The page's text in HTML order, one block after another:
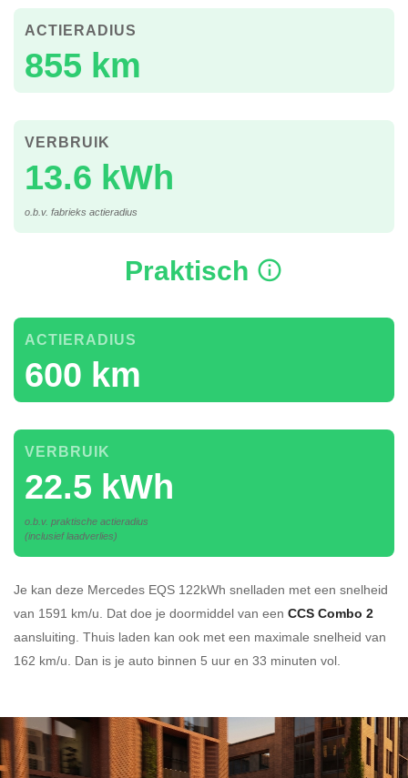
855 km
ACTIERADIUS
13.6 kWh
VERBRUIK
o.b.v. fabrieks actieradius
Praktisch
600 km
ACTIERADIUS
22.5 kWh
VERBRUIK
o.b.v. praktische actieradius
(inclusief laadverlies)
Je kan deze Mercedes EQS 122kWh snelladen met een snelheid
van 1591 km/u. Dat doe je doormiddel van een CCS Combo 2
aansluiting. Thuis laden kan ook met een maximale snelheid van
162 km/u. Dan is je auto binnen 5 uur en 33 minuten vol.